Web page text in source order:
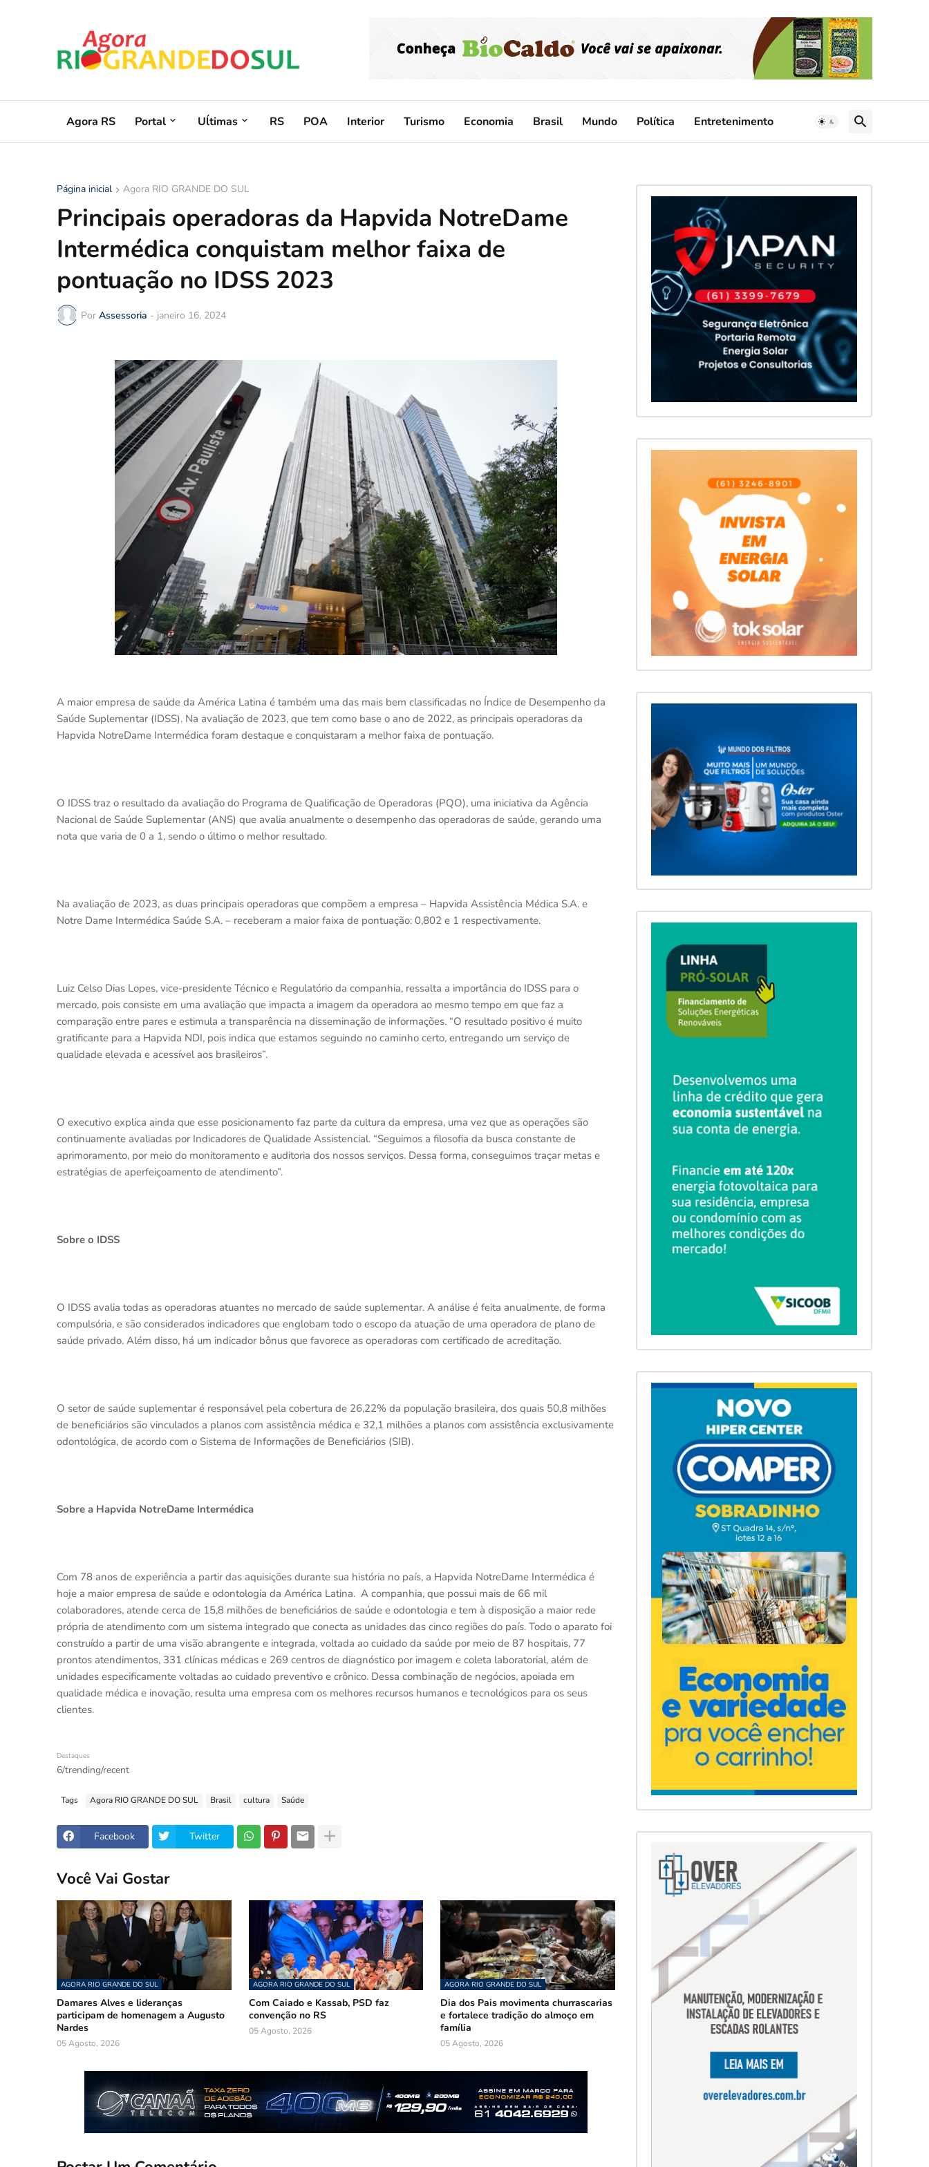
Agora RS Portal Uĺtimas RS POA Interior Turismo Economia Brasil Mundo Política Entretenimento
Página inicial Agora RIO GRANDE DO SUL
Principais operadoras da Hapvida NotreDame
Intermédica conquistam melhor faixa de
pontuação no IDSS 2023
Por Assessoria - janeiro 16, 2024
A maior empresa de saúde da América Latina é também uma das mais bem classificadas no Índice de Desempenho da
Saúde Suplementar (IDSS). Na avaliação de 2023, que tem como base o ano de 2022, as principais operadoras da
Hapvida NotreDame Intermédica foram destaque e conquistaram a melhor faixa de pontuação.
O IDSS traz o resultado da avaliação do Programa de Qualificação de Operadoras (PQO), uma iniciativa da Agência
Nacional de Saúde Suplementar (ANS) que avalia anualmente o desempenho das operadoras de saúde, gerando uma
nota que varia de 0 a 1, sendo o último o melhor resultado.
Na avaliação de 2023, as duas principais operadoras que compõem a empresa – Hapvida Assistência Médica S.A. e
Notre Dame Intermédica Saúde S.A. – receberam a maior faixa de pontuação: 0,802 e 1 respectivamente.
Luiz Celso Dias Lopes, vice-presidente Técnico e Regulatório da companhia, ressalta a importância do IDSS para o
mercado, pois consiste em uma avaliação que impacta a imagem da operadora ao mesmo tempo em que faz a
comparação entre pares e estimula a transparência na disseminação de informações. “O resultado positivo é muito
gratificante para a Hapvida NDI, pois indica que estamos seguindo no caminho certo, entregando um serviço de
qualidade elevada e acessível aos brasileiros”.
O executivo explica ainda que esse posicionamento faz parte da cultura da empresa, uma vez que as operações são
continuamente avaliadas por Indicadores de Qualidade Assistencial. “Seguimos a filosofia da busca constante de
aprimoramento, por meio do monitoramento e auditoria dos nossos serviços. Dessa forma, conseguimos traçar metas e
estratégias de aperfeiçoamento de atendimento”.
Sobre o IDSS
O IDSS avalia todas as operadoras atuantes no mercado de saúde suplementar. A análise é feita anualmente, de forma
compulsória, e são considerados indicadores que englobam todo o escopo da atuação de uma operadora de plano de
saúde privado. Além disso, há um indicador bônus que favorece as operadoras com certificado de acreditação.
O setor de saúde suplementar é responsável pela cobertura de 26,22% da população brasileira, dos quais 50,8 milhões
de beneficiários são vinculados a planos com assistência médica e 32,1 milhões a planos com assistência exclusivamente
odontológica, de acordo com o Sistema de Informações de Beneficiários (SIB).
Sobre a Hapvida NotreDame Intermédica
Com 78 anos de experiência a partir das aquisições durante sua história no país, a Hapvida NotreDame Intermédica é
hoje a maior empresa de saúde e odontologia da América Latina. A companhia, que possui mais de 66 mil
colaboradores, atende cerca de 15,8 milhões de beneficiários de saúde e odontologia e tem à disposição a maior rede
própria de atendimento com um sistema integrado que conecta as unidades das cinco regiões do país. Todo o aparato foi
construído a partir de uma visão abrangente e integrada, voltada ao cuidado da saúde por meio de 87 hospitais, 77
prontos atendimentos, 331 clínicas médicas e 269 centros de diagnóstico por imagem e coleta laboratorial, além de
unidades especificamente voltadas ao cuidado preventivo e crônico. Dessa combinação de negócios, apoiada em
qualidade médica e inovação, resulta uma empresa com os melhores recursos humanos e tecnológicos para os seus
clientes.
Destaques
6/trending/recent
Tags Agora RIO GRANDE DO SUL Brasil cultura Saúde
Facebook Twitter
Você Vai Gostar
AGORA RIO GRANDE DO SUL
Damares Alves e lideranças
participam de homenagem a Augusto
Nardes
05 Agosto, 2026
AGORA RIO GRANDE DO SUL
Com Caiado e Kassab, PSD faz
convenção no RS
05 Agosto, 2026
AGORA RIO GRANDE DO SUL
Dia dos Pais movimenta churrascarias
e fortalece tradição do almoço em
família
05 Agosto, 2026